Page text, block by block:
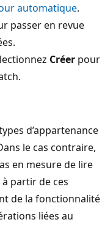
automatique.
passer en revue
Créer pour
d’appartenance
le cas contraire,
en mesure de lire
à partir de ces
de la fonctionnalité
liées au